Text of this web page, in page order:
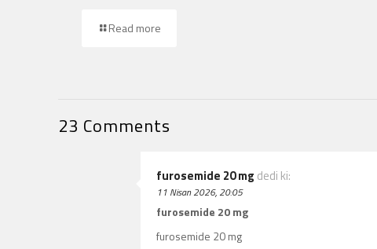
Read more
23 Comments
furosemide 20 mg dedi ki:
11 Nisan 2026, 20:05
furosemide 20 mg
furosemide 20 mg